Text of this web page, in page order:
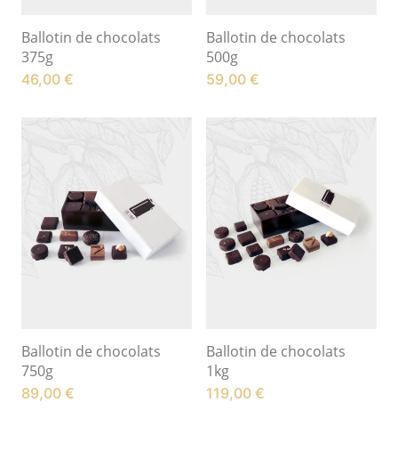
Ballotin de chocolats
375g
46,00 €
Ballotin de chocolats
500g
59,00 €
Ballotin de chocolats
750g
89,00 €
Ballotin de chocolats
1kg
119,00 €